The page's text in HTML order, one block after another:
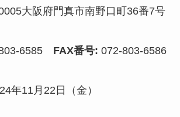
大阪府門真市南野口町36番7号
6585 FAX番号: 072-803-6586
年11月22日（金）